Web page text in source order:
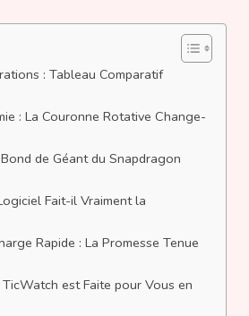
: Tableau Comparatif
: La Couronne Rotative Change-
de Géant du Snapdragon
Fait-il Vraiment la
Rapide : La Promesse Tenue
est Faite pour Vous en